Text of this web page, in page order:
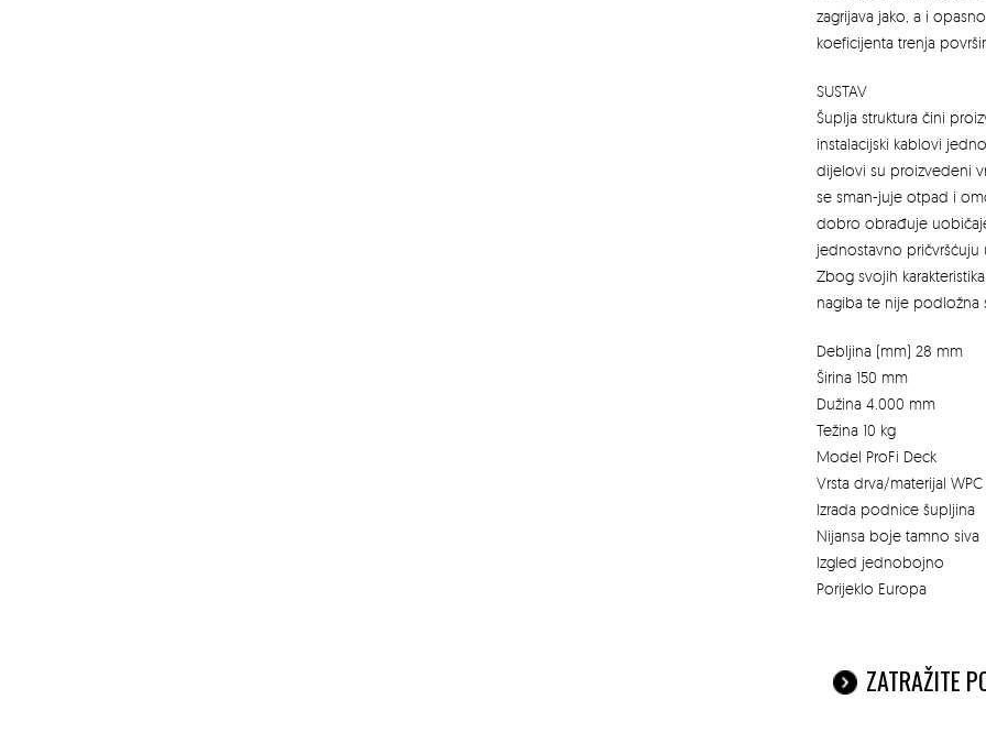
zagrijava jako, a i
koeficijenta trenja
SUSTAV
Šuplja struktura čini
instalacijski kablovi
dijelovi su proizvedeni
se sman-juje otpad i
dobro obrađuje
jednostavno pričvršćuju
Zbog svojih
nagiba te nije podložna
Debljina (mm) 28 mm
Širina 150 mm
Dužina 4.000 mm
Težina 10 kg
Model ProFi Deck
Vrsta drva/materijal WPC
Izrada podnice šupljina
Nijansa boje tamno siva
Izgled jednobojno
Porijeklo Europa
ZATRAŽITE